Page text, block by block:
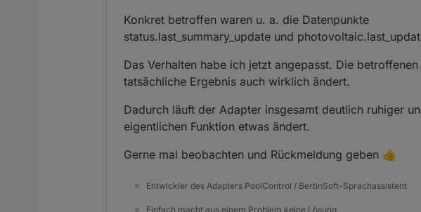
Konkret betroffen waren u. a. die Datenpunkte
status.last_summary_update und
Das Verhalten habe ich jetzt angepasst. Die
tatsächliche Ergebnis auch wirklich ändert.
Dadurch läuft der Adapter insgesamt deutlich ruhiger
eigentlichen Funktion etwas ändert.
Gerne mal beobachten und Rückmeldung geben 👍
Entwickler des Adapters PoolControl / BertinSoft-Sprachassistent
Einfach macht aus einem Problem keine Lösung